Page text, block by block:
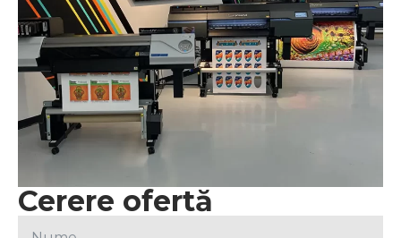
Cerere ofertă